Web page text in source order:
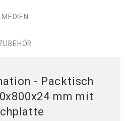
MEDIEN
- Packtisch
mm mit